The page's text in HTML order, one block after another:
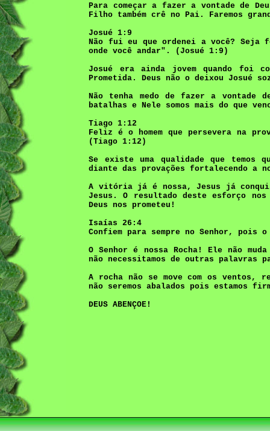
Para começar a fazer a vontade de
Filho também crê no Pai. Faremos
Josué 1:9
Não fui eu que ordenei a você? Seja
onde você andar". (Josué 1:9)
Josué era ainda jovem quando foi
Prometida. Deus não o deixou Josué
Não tenha medo de fazer a vontade
batalhas e Nele somos mais do que
Tiago 1:12
Feliz é o homem que persevera na
(Tiago 1:12)
Se existe uma qualidade que temos
diante das provações fortalecendo a
A vitória já é nossa, Jesus já
Jesus. O resultado deste esforço
Deus nos prometeu!
Isaías 26:4
Confiem para sempre no Senhor, pois
O Senhor é nossa Rocha! Ele não
não necessitamos de outras palavras
A rocha não se move com os ventos,
não seremos abalados pois estamos
DEUS ABENÇOE!